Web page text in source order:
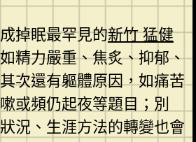
掉眠最罕見的新竹 猛健
精力嚴重、焦炙、抑郁、
次還有軀體原因，如痛苦
或頻仍起夜等題目；別
況、生涯方法的轉變也會